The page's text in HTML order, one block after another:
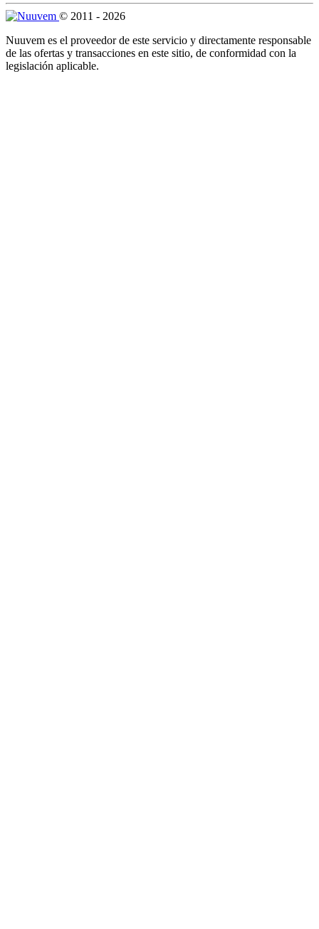
© 2011 - 2026
Nuuvem es el proveedor de este servicio y directamente responsable
de las ofertas y transacciones en este sitio, de conformidad con la
legislación aplicable.